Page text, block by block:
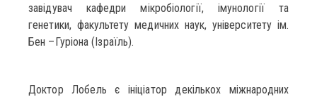
завідувач кафедри мікробіології, імунології та
генетики, факультету медичних наук, університету ім.
Бен –Гуріона (Ізраїль).
Доктор Лобель є ініціатор декількох міжнародних